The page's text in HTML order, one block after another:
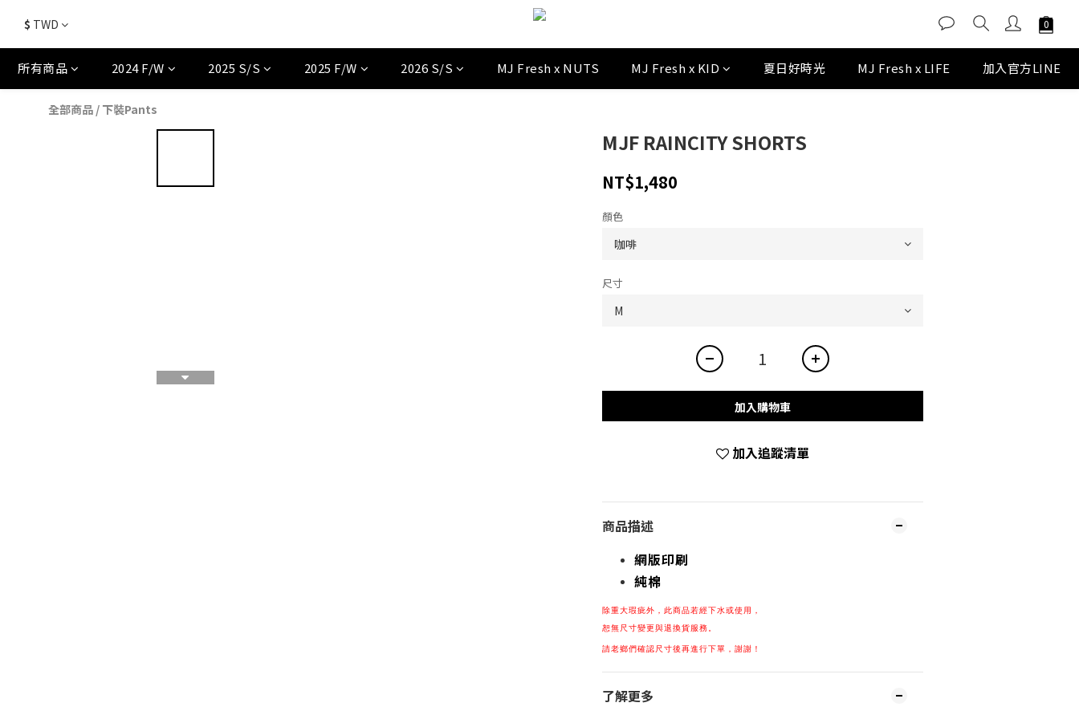
$ TWD
所有商品 2024 F/W 2025 S/S 2025 F/W 2026 S/S MJ Fresh x NUTS MJ Fresh x KID 夏日好時光 MJ Fresh x LIFE 加入官方LINE
全部商品 / 下裝Pants
MJF RAINCITY SHORTS
NT$1,480
顏色
尺寸
加入購物車
加入追蹤清單
商品描述
網版印刷
純棉
除重大瑕疵外， 此商品若經下水或使用，
恕無尺寸變更與退換貨服務。
請老鄉們確認尺寸後再進行下單，謝謝！
了解更多